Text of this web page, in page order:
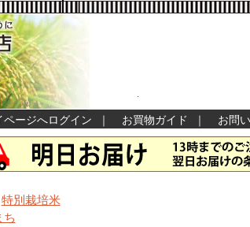
ページへログイン ｜ お買物ガイド ｜ お問
特別栽培米
ち